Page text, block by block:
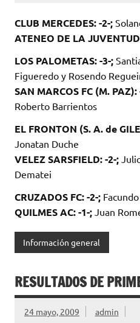
CLUB MERCEDES: -2-;
ATENEO DE LA
LOS PALOMETAS: -3-;
Figueredo y Rosendo
SAN MARCOS FC (M. PAZ):
Roberto Barrientos
EL FRONTON (S. A. de
Jonatan Duche
VELEZ SARSFIELD: -2-;
Dematei
CRUZADOS FC: -2-;
QUILMES AC: -1-; Juan
Información general
RESULTADOS DE
24 mayo, 2009 admin